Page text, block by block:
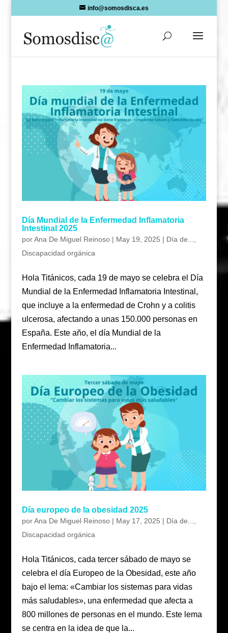
info@somosdisca.es
Día Mundial de la Enfermedad Inflamatoria
Intestinal 2025
porAna De Miguel Reinoso| May 19, 2025 | Día de...
Discapacidad orgánica
Hola Titánicos, cada 19 de mayo se celebra el Día
Mundial de la Enfermedad Inflamatoria Intestinal,
que incluye a la enfermedad de Crohn y a colitis
ulcerosa, afectando a unas 150.000 personas en
España. Este año, el día Mundial de la
Enfermedad Inflamatoria...
Día europeo de la obesidad 2025
porAna De Miguel Reinoso| May 17, 2025 | Día de...
Discapacidad orgánica
Hola Titánicos, cada tercer sábado de mayo se
celebra el día Europeo de la Obesidad, este año
bajo el lema: «Cambiar los sistemas para vidas
más saludables», una enfermedad que afecta a
800 millones de personas en el mundo. Este lema
se centra en la idea de que la...